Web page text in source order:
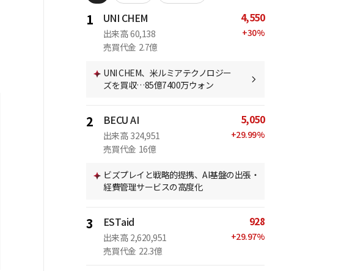
1 UNI CHEM
出来高 60,138
売買代金 2.7億
4,550
+30%
UNI CHEM、米ルミアテクノロジー
ズを買収…85億7400万ウォン
2 BECU AI
出来高 324,951
売買代金 16億
5,050
+29.99%
ビズプレイと戦略的提携、AI基盤の出張・
経費管理サービスの高度化
3 ESTaid
出来高 2,620,951
売買代金 22.3億
928
+29.97%